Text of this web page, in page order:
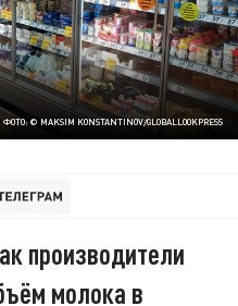
ФОТО: © MAKSIM KONSTANTINOV/GLOBALLOOKPRESS
производители
молока в